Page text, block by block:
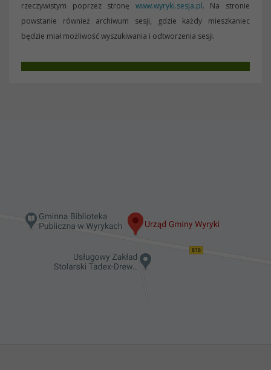
rzeczywistym poprzez stronę www.wyryki.sesja.pl. Na stronie
powstanie również archiwum sesji, gdzie każdy mieszkaniec
będzie miał możliwość wyszukiwania i odtworzenia sesji.